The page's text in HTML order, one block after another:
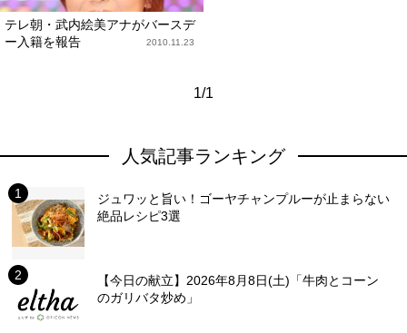
テレ朝・武内絵美アナがバースデ
ー入籍を報告
2010.11.23
1/1
人気記事ランキング
ジュワッと旨い！ゴーヤチャンプルーが止まらない
絶品レシピ3選
【今日の献立】2026年8月8日(土)「牛肉とコーン
のガリバタ炒め」